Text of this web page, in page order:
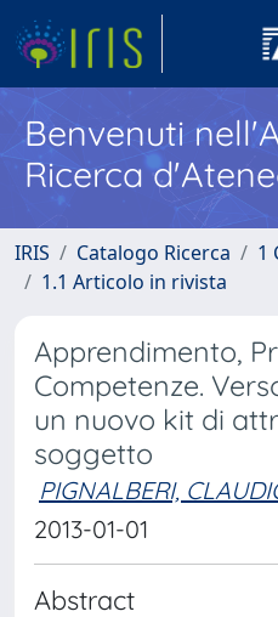
Benvenuti
Ricerca
IRIS Catalogo Ricerca
1
1.1 Articolo in rivista
Apprendimento,
Competenze.
un nuovo kit di
soggetto
PIGNALBERI,
2013-01-01
Abstract